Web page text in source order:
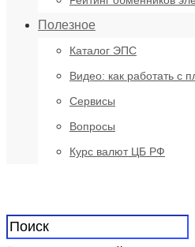
Полезное
Каталог ЭПС
Видео: как работать с
Сервисы
Вопросы
Курс валют ЦБ РФ